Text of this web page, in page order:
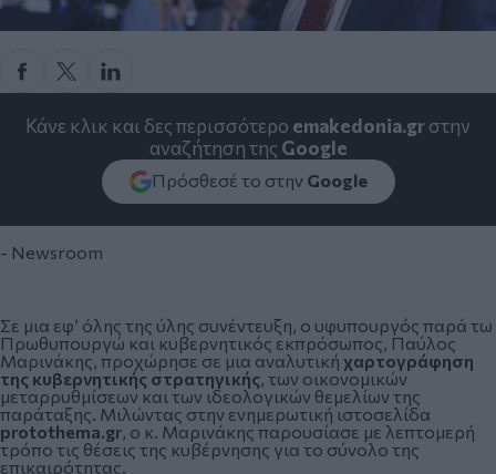
Κάνε κλικ και δες περισσότερο emakedonia.grστην
αναζήτηση της Google
Πρόσθεσέ το στην Google
- Newsroom
Σε μια εφ’ όλης της ύλης συνέντευξη, ο υφυπουργός παρά τω
Πρωθυπουργώ και κυβερνητικός εκπρόσωπος, Παύλος
Μαρινάκης, προχώρησε σε μια αναλυτική χαρτογράφηση
της κυβερνητικής στρατηγικής, των οικονομικών
μεταρρυθμίσεων και των ιδεολογικών θεμελίων της
παράταξης. Μιλώντας στην ενημερωτική ιστοσελίδα
protothema.gr, ο κ. Μαρινάκης παρουσίασε με λεπτομερή
τρόπο τις θέσεις της κυβέρνησης για το σύνολο της
επικαιρότητας.